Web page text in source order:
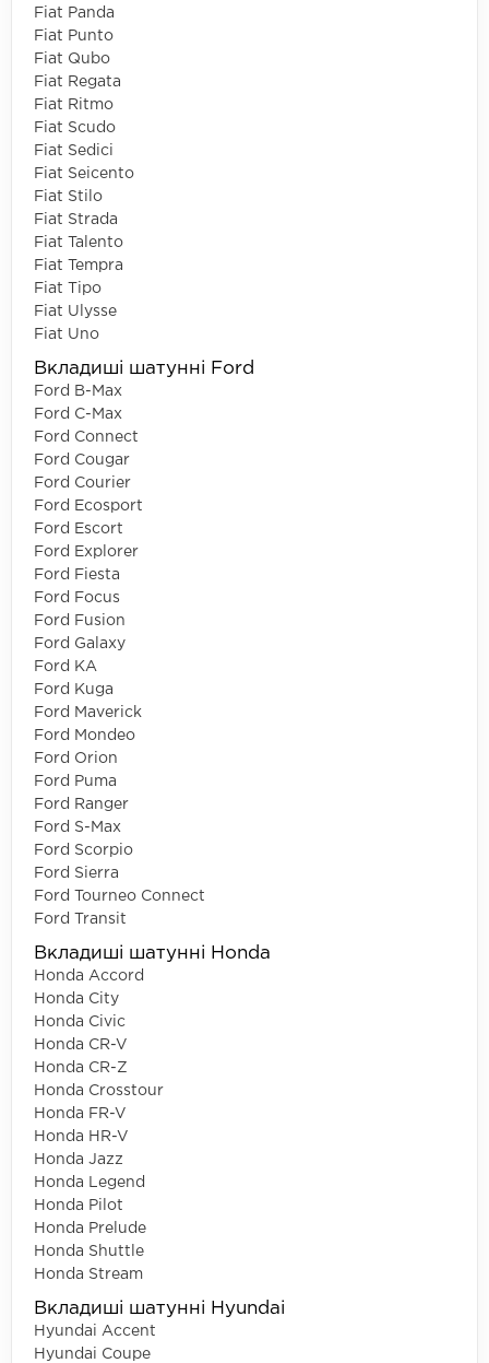
Fiat Panda
Fiat Punto
Fiat Qubo
Fiat Regata
Fiat Ritmo
Fiat Scudo
Fiat Sedici
Fiat Seicento
Fiat Stilo
Fiat Strada
Fiat Talento
Fiat Tempra
Fiat Tipo
Fiat Ulysse
Fiat Uno
Вкладиші шатунні Ford
Ford B-Max
Ford C-Max
Ford Connect
Ford Cougar
Ford Courier
Ford Ecosport
Ford Escort
Ford Explorer
Ford Fiesta
Ford Focus
Ford Fusion
Ford Galaxy
Ford KA
Ford Kuga
Ford Maverick
Ford Mondeo
Ford Orion
Ford Puma
Ford Ranger
Ford S-Max
Ford Scorpio
Ford Sierra
Ford Tourneo Connect
Ford Transit
Вкладиші шатунні Honda
Honda Accord
Honda City
Honda Civic
Honda CR-V
Honda CR-Z
Honda Crosstour
Honda FR-V
Honda HR-V
Honda Jazz
Honda Legend
Honda Pilot
Honda Prelude
Honda Shuttle
Honda Stream
Вкладиші шатунні Hyundai
Hyundai Accent
Hyundai Coupe